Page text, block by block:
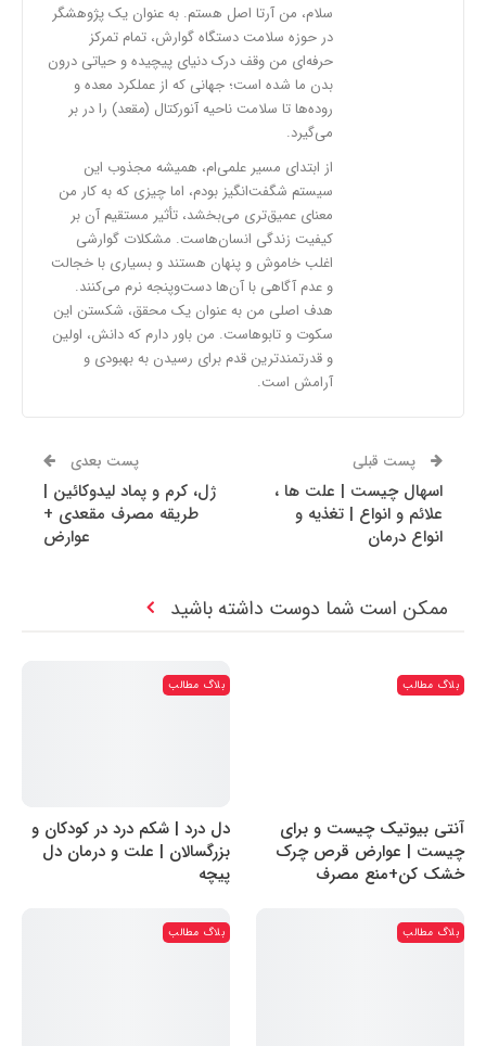
سلام، من آرتا اصل هستم. به عنوان یک پژوهشگر
در حوزه سلامت دستگاه گوارش، تمام تمرکز
حرفه‌ای من وقف درک دنیای پیچیده و حیاتی درون
بدن ما شده است؛ جهانی که از عملکرد معده و
روده‌ها تا سلامت ناحیه آنورکتال (مقعد) را در بر
می‌گیرد.
از ابتدای مسیر علمی‌ام، همیشه مجذوب این
سیستم شگفت‌انگیز بودم، اما چیزی که به کار من
معنای عمیق‌تری می‌بخشد، تأثیر مستقیم آن بر
کیفیت زندگی انسان‌هاست. مشکلات گوارشی
اغلب خاموش و پنهان هستند و بسیاری با خجالت
و عدم آگاهی با آن‌ها دست‌وپنجه نرم می‌کنند.
هدف اصلی من به عنوان یک محقق، شکستن این
سکوت و تابوهاست. من باور دارم که دانش، اولین
و قدرتمندترین قدم برای رسیدن به بهبودی و
آرامش است.
پست قبلی
اسهال چیست | علت ها ،
علائم و انواع | تغذیه و
انواع درمان
پست بعدی
ژل، کرم و پماد لیدوکائین |
طریقه مصرف مقعدی +
عوارض
ممکن است شما دوست داشته باشید
بلاگ مطالب
آنتی بیوتیک چیست و برای
چیست | عوارض قرص چرک
خشک کن+منع مصرف
بلاگ مطالب
دل درد | شکم درد در کودکان و
بزرگسالان | علت و درمان دل
پیچه
بلاگ مطالب بلاگ مطالب